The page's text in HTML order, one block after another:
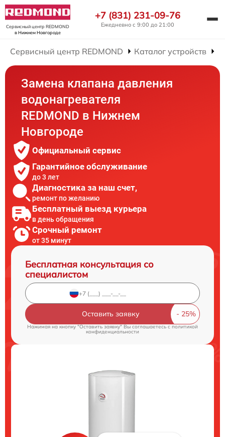
Сервисный центр REDMOND
в Нижнем Новгороде
+7 (831) 231-09-76
Ежедневно с 9:00 до 21:00
Сервисный центр REDMOND Каталог устройств
Замена клапана давления
водонагревателя
REDMOND в Нижнем
Новгороде
Официальный сервис
Гарантийное обслуживание
до 3 лет
Диагностика за наш счет,
ремонт по желанию
Бесплатный выезд курьера
в день обращения
Срочный ремонт
от 35 минут
Бесплатная консультация со
специалистом
Оставить заявку
Нажимая на кнопку "Оставить заявку" Вы соглашаетесь c политикой
конфиденциальности